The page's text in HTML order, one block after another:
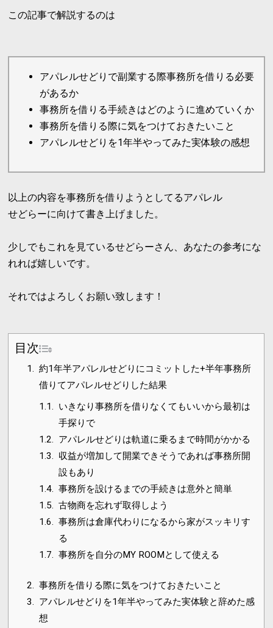
この記事で解説するのは
アパレルせどりで副業する際事務所を借りる必要
があるか
事務所を借りる手続きはどのように進めていくか
事務所を借りる際に気をつけておきたいこと
アパレルせどりを1年半やってみた実体験の感想
以上の内容を事務所を借りようとしてるアパレル
せどらーに向けて書き上げました。
少しでもこれを見ているせどらーさん、あなたの参考にな
れれば嬉しいです。
それではよろしくお願い致します！
目次
1. 約1年半アパレルせどりにコミットした+半年事務所
借りてアパレルせどりした結果
1.1. いきなり事務所を借りなくてもいいから最初は
手探りで
1.2. アパレルせどりは軌道に乗るまで時間がかかる
1.3. 収益が増加して開業できそうであれば事務所開
設もあり
1.4. 事務所を設けるまでの手続きは意外と簡単
1.5. 古物商を忘れず取得しよう
1.6. 事務所は倉庫代わりになるから家がスッキリす
る
1.7. 事務所を自分のMY ROOMとして使える
2. 事務所を借りる際に気をつけておきたいこと
3. アパレルせどりを1年半やってみた実体験と辞めた感
想